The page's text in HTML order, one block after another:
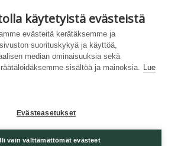
käytetyistä evästeistä
evästeitä kerätäksemme ja
suorituskykyä ja käyttöä,
median ominaisuuksia sekä
sisältöä ja mainoksia. Lue
Evästeasetukset
vain välttämättömät evästeet
on saatu rahoitusta Euroopan unionin
sivuston sisältö edustaa ainoastaan
näkemyksiä ja EASME/EU:n komissio ei ole
informaation mahdollisesta käytöstä.